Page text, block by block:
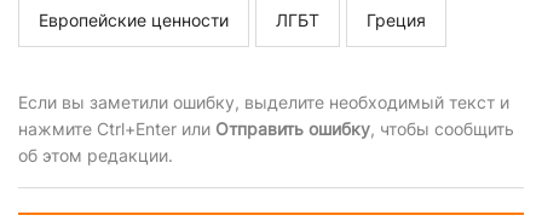
Европейские ценности ЛГБТ Греция
Если вы заметили ошибку, выделите необходимый текст и
нажмите Ctrl+Enter или Отправить ошибку, чтобы сообщить
об этом редакции.